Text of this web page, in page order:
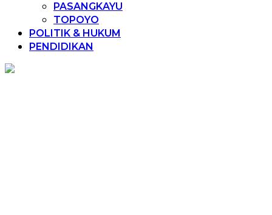
PASANGKAYU
TOPOYO
POLITIK & HUKUM
PENDIDIKAN